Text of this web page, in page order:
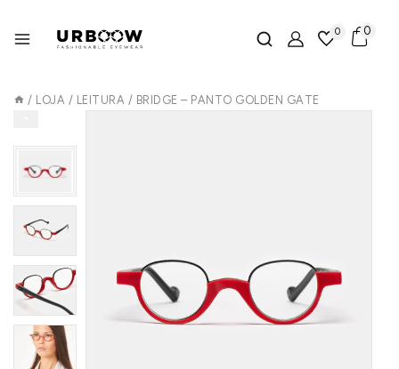
0 0
/ LOJA / LEITURA / BRIDGE – PANTO GOLDEN GATE